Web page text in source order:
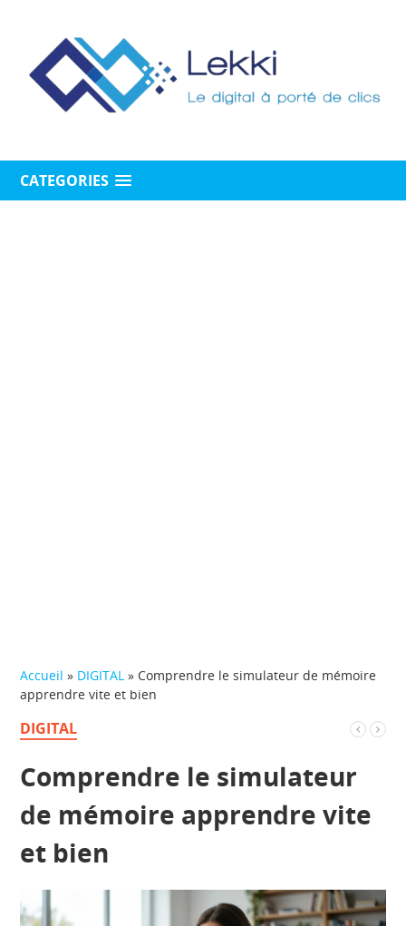
CATEGORIES
Accueil » DIGITAL » Comprendre le simulateur de mémoire
apprendre vite et bien
DIGITAL
Comprendre le simulateur
de mémoire apprendre vite
et bien